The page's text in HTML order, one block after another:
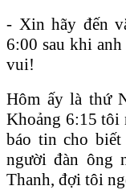
- Xin hãy đến
6:00 sau khi
vui!
Hôm ấy là thứ
Khoảng 6:15 tôi
báo tin cho
người đàn ông
Thanh, đợi tôi